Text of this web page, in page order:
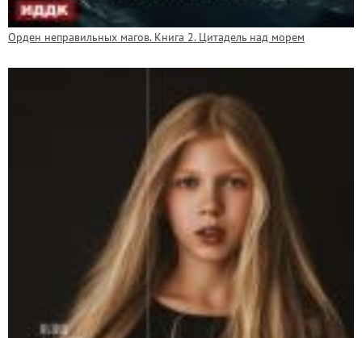
Орден неправильных магов. Книга 2. Цитадель над морем